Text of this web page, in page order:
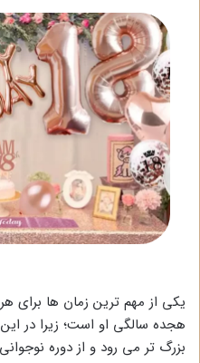
یکی از مهم ترین زمان ها
هجده سالگی او است؛ زیرا در
بزرگ تر می رود و از دوره